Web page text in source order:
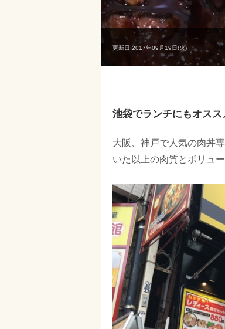
更新日:2017年09月19日(火)
池袋でランチにもオス
大阪、神戸で人気の肉丼
いた以上の肉質とボリュ